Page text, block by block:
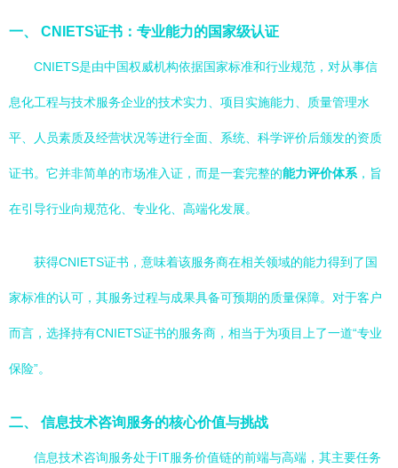
一、 CNIETS证书：专业能力的国家级认证
CNIETS是由中国权威机构依据国家标准和行业规范，对从事信
息化工程与技术服务企业的技术实力、项目实施能力、质量管理水
平、人员素质及经营状况等进行全面、系统、科学评价后颁发的资质
证书。它并非简单的市场准入证，而是一套完整的能力评价体系 ，旨
在引导行业向规范化、专业化、高端化发展。
获得CNIETS证书，意味着该服务商在相关领域的能力得到了国
家标准的认可，其服务过程与成果具备可预期的质量保障。对于客户
而言，选择持有CNIETS证书的服务商，相当于为项目上了一道“专业
保险”。
二、 信息技术咨询服务的核心价值与挑战
信息技术咨询服务处于IT服务价值链的前端与高端，其主要任务